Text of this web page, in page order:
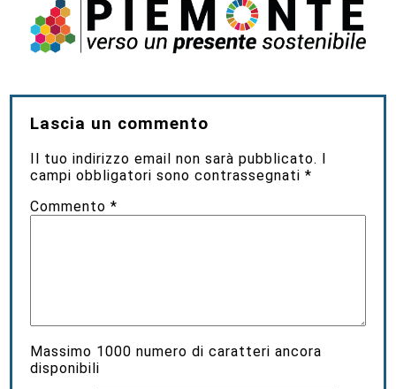
Lascia un commento
Il tuo indirizzo email non sarà pubblicato. I
campi obbligatori sono contrassegnati*
Commento*
Massimo 1000 numero di caratteri ancora
disponibili